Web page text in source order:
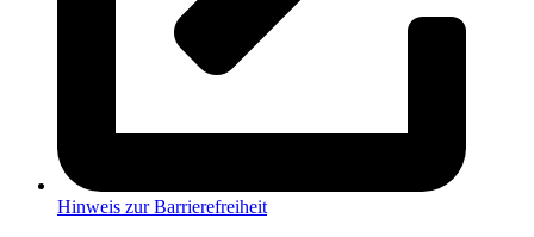
Hinweis zur Barrierefreiheit